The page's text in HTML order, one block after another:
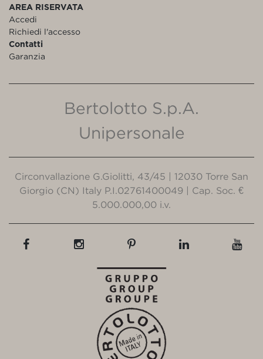
AREA RISERVATA
Accedi
Richiedi l'accesso
Contatti
Garanzia
Bertolotto S.p.A.
Unipersonale
Circonvallazione G.Giolitti, 43/45 | 12030 Torre San
Giorgio (CN) Italy P.I.02761400049 | Cap. Soc. €
5.000.000,00 i.v.